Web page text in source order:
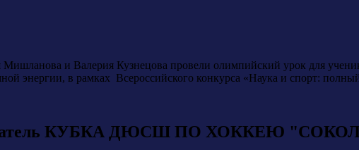
и Валерия Кузнецова провели олимпийский урок для
энергии, в рамках Всероссийского конкурса «Наука и спорт:
КУБКА ДЮСШ ПО ХОККЕЮ